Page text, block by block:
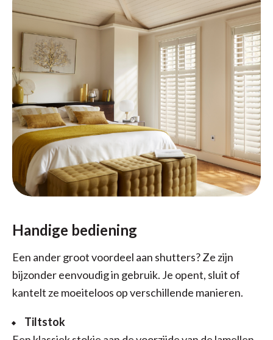
Handige bediening
Een ander groot voordeel aan shutters? Ze zijn
bijzonder eenvoudig in gebruik. Je opent, sluit of
kantelt ze moeiteloos op verschillende manieren.
Tiltstok